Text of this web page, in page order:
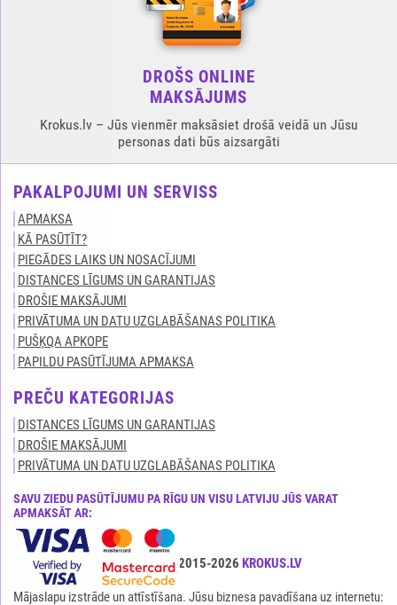
DROŠS ONLINE
MAKSĀJUMS
Krokus.lv – Jūs vienmēr maksāsiet drošā veidā un Jūsu
personas dati būs aizsargāti
PAKALPOJUMI UN SERVISS
APMAKSA
KĀ PASŪTĪT?
PIEGĀDES LAIKS UN NOSACĪJUMI
DISTANCES LĪGUMS UN GARANTIJAS
DROŠIE MAKSĀJUMI
PRIVĀTUMA UN DATU UZGLABĀŠANAS POLITIKA
PUŠĶQA APKOPE
PAPILDU PASŪTĪJUMA APMAKSA
PREČU KATEGORIJAS
DISTANCES LĪGUMS UN GARANTIJAS
DROŠIE MAKSĀJUMI
PRIVĀTUMA UN DATU UZGLABĀŠANAS POLITIKA
SAVU ZIEDU PASŪTĪJUMU PA RĪGU UN VISU LATVIJU JŪS VARAT
APMAKSĀT AR:
Visas tiesības ir aizsargātas© 2015-2026 KROKUS.LV
Mājaslapu izstrāde un attīstīšana. Jūsu biznesa pavadīšana uz internetu: